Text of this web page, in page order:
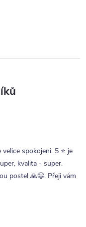
spokojeni. 5 ⭐ je
kvalita - super.
postel 🙏😉. Přeji vám